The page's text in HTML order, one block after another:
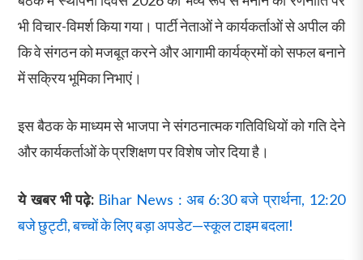
भी विचार-विमर्श किया गया। पार्टी नेताओं ने कार्यकर्ताओं से अपील की
कि वे संगठन को मजबूत करने और आगामी कार्यक्रमों को सफल बनाने
में सक्रिय भूमिका निभाएं।
इस बैठक के माध्यम से भाजपा ने संगठनात्मक गतिविधियों को गति देने
और कार्यकर्ताओं के प्रशिक्षण पर विशेष जोर दिया है।
ये खबर भी पढ़े: Bihar News : अब 6:30 बजे प्रार्थना, 12:20
बजे छुट्टी, बच्चों के लिए बड़ा अपडेट—स्कूल टाइम बदला!